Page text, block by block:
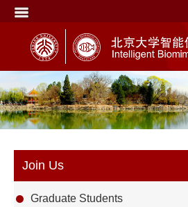
Join Us
Graduate Students